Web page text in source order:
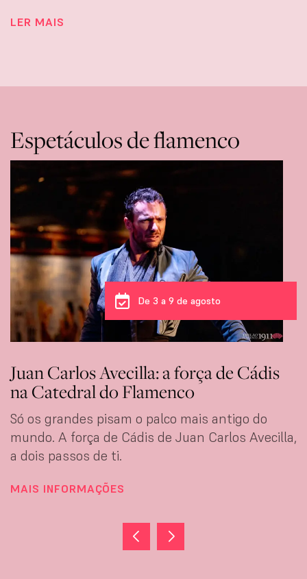
LER MAIS
Espetáculos de flamenco
De 8 a 9 de agosto
A alma antiga de um novo talento:
Claudia de Utrera
Convidamos você a descobrir a força e a
maturidade de Claudia de Utrera, uma bailaora
que prova que
MAIS INFORMAÇÕES